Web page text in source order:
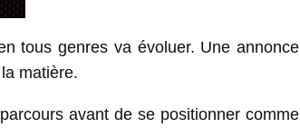
tous genres va évoluer. Une annonce
matière.
avant de se positionner comme